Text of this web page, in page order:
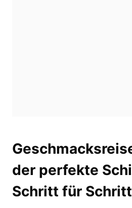
der perfekte
Schritt für Schritt